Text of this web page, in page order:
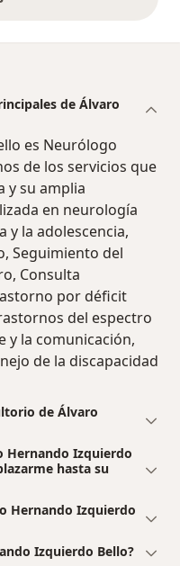
anteriores
de Álvaro
es Neurólogo
de los servicios que
y su amplia
en neurología
y la adolescencia,
Seguimiento del
Consulta
por déficit
del espectro
y la comunicación,
de la discapacidad
de Álvaro
Hernando Izquierdo
hasta su
Hernando Izquierdo
Izquierdo Bello?